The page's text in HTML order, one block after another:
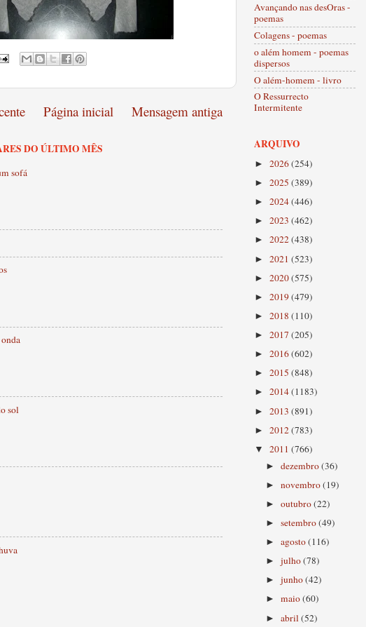
Mensagem antiga
Página inicial
DO ÚLTIMO MÊS
sofá
sol
Avançando nas desOras -
poemas
Colagens - poemas
o além homem - poemas
dispersos
O além-homem - livro
O Ressurrecto
Intermitente
ARQUIVO
► 2026(254)
► 2025 (389)
► 2024(446)
► 2023 (462)
► 2022(438)
► 2021 (523)
► 2020(575)
► 2019(479)
► 2018 (110)
► 2017 (205)
► 2016(602)
► 2015 (848)
► 2014(1183)
► 2013 (891)
► 2012(783)
▼ 2011 (766)
►dezembro(36)
►novembro(19)
►outubro(22)
►setembro(49)
►agosto(116)
►julho(78)
►junho(42)
►maio(60)
►abril(52)